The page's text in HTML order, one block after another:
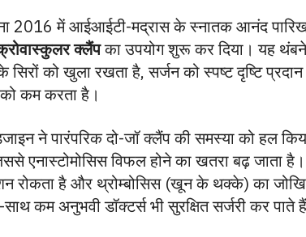
2016 में आईआईटी-मद्रास के स्नातक आनंद
क्लैंपका उपयोग शुरू कर दिया। यह
के सिरों को खुला रखता है, सर्जन को स्पष्ट दृष्टि
कम करता है।
ने पारंपरिक दो-जॉ क्लैंप की समस्या को हल
एनास्टोमोसिस विफल होने का खतरा बढ़ जाता
रोकता है और थ्रोम्बोसिस (खून के थक्के) का
कम अनुभवी डॉक्टर्स भी सुरक्षित सर्जरी कर पाते